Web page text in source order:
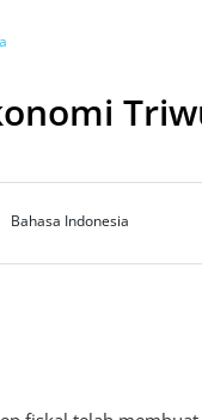
Bahasa Indonesia